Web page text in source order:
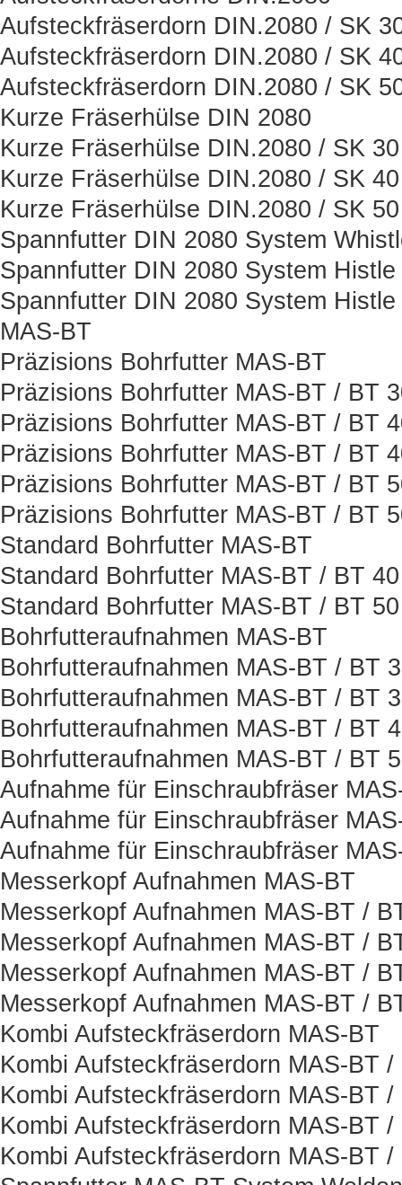
Aufsteckfräserdorn DIN.2080 / SK
Aufsteckfräserdorn DIN.2080 / SK
Aufsteckfräserdorn DIN.2080 / SK
Kurze Fräserhülse DIN 2080
Kurze Fräserhülse DIN.2080 / SK 30
Kurze Fräserhülse DIN.2080 / SK 40
Kurze Fräserhülse DIN.2080 / SK 50
Spannfutter DIN 2080 System
Spannfutter DIN 2080 System
Spannfutter DIN 2080 System
MAS-BT
Präzisions Bohrfutter MAS-BT
Präzisions Bohrfutter MAS-BT / BT
Präzisions Bohrfutter MAS-BT / BT
Präzisions Bohrfutter MAS-BT / BT
Präzisions Bohrfutter MAS-BT / BT
Präzisions Bohrfutter MAS-BT / BT
Standard Bohrfutter MAS-BT
Standard Bohrfutter MAS-BT / BT 40
Standard Bohrfutter MAS-BT / BT 50
Bohrfutteraufnahmen MAS-BT
Bohrfutteraufnahmen MAS-BT / BT
Bohrfutteraufnahmen MAS-BT / BT
Bohrfutteraufnahmen MAS-BT / BT
Bohrfutteraufnahmen MAS-BT / BT
Aufnahme für Einschraubfräser
Aufnahme für Einschraubfräser
Aufnahme für Einschraubfräser
Messerkopf Aufnahmen MAS-BT
Messerkopf Aufnahmen MAS-BT /
Messerkopf Aufnahmen MAS-BT /
Messerkopf Aufnahmen MAS-BT /
Messerkopf Aufnahmen MAS-BT /
Kombi Aufsteckfräserdorn MAS-BT
Kombi Aufsteckfräserdorn MAS-BT /
Kombi Aufsteckfräserdorn MAS-BT /
Kombi Aufsteckfräserdorn MAS-BT /
Kombi Aufsteckfräserdorn MAS-BT /